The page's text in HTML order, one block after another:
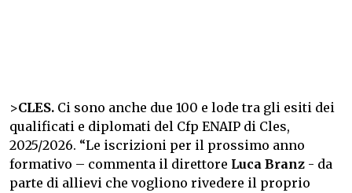
>CLES. Ci sono anche due 100 e lode tra gli esiti dei
qualificati e diplomati del Cfp ENAIP di Cles,
2025/2026. “Le iscrizioni per il prossimo anno
formativo – commenta il direttore Luca Branz - da
parte di allievi che vogliono rivedere il proprio